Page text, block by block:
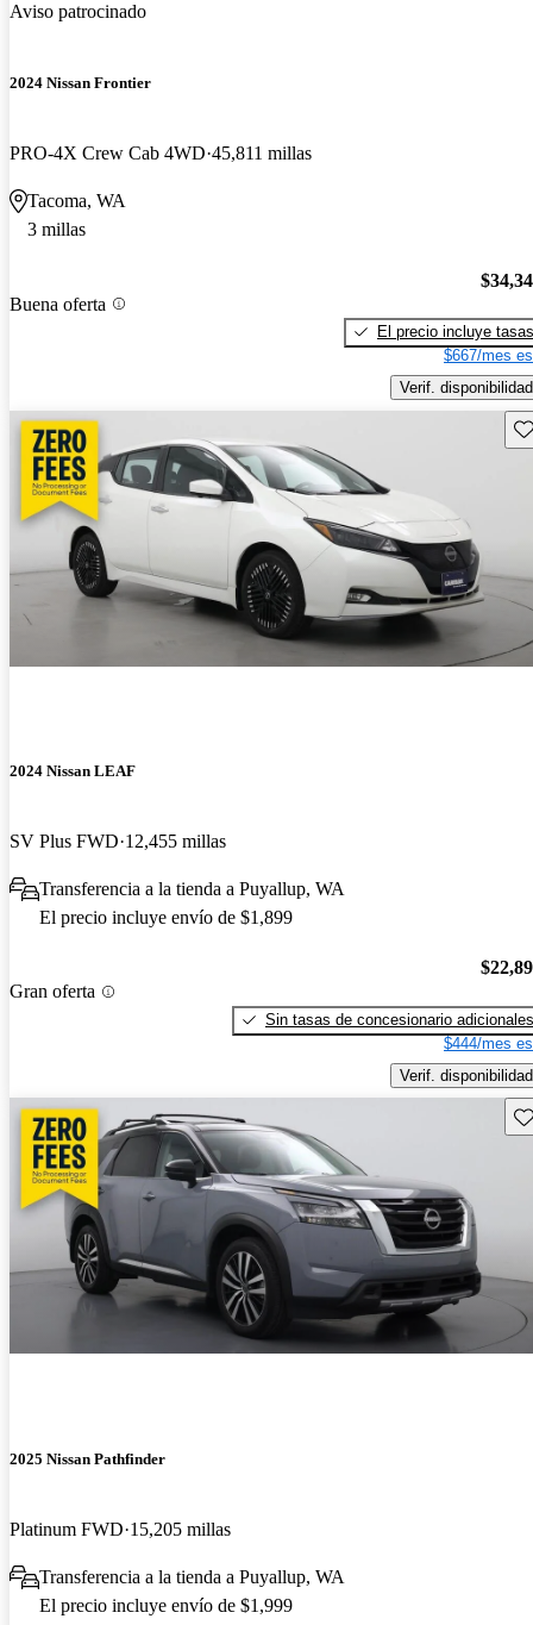
Aviso patrocinado
2024 Nissan Frontier
PRO-4X Crew Cab 4WD 45,811 millas
Tacoma, WA
3 millas
Buena oferta
El precio incluye tasas
$667/mes
Verif. disponibilidad
2024 Nissan LEAF
SV Plus FWD 12,455 millas
Transferencia a la tienda a Puyallup, WA
El precio incluye envío de $1,899
Gran oferta
Sin tasas de concesionario adicionales
$444/mes
Verif. disponibilidad
2025 Nissan Pathfinder
Platinum FWD 15,205 millas
Transferencia a la tienda a Puyallup, WA
El precio incluye envío de $1,999